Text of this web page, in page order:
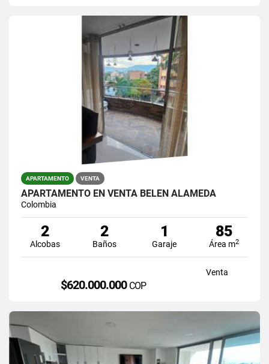
APARTAMENTO VENTA
APARTAMENTO EN VENTA BELEN ALAMEDA
Colombia
2
Alcobas
2
Baños
1
Garaje
85
Área m2
Venta
$620.000.000 COP